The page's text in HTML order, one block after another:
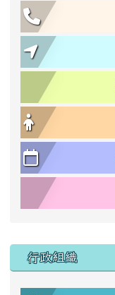
行政組織